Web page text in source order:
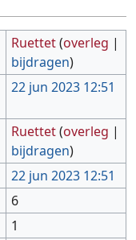
Ruettet(overleg |
bijdragen)
22 jun 2023 12:51
Ruettet(overleg |
bijdragen)
22 jun 2023 12:51
6
1